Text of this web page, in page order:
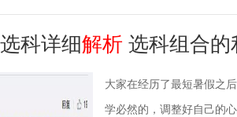
科详细解析 选科组合的
大家在经历了最短暑假之
学必然的，调整好自己的